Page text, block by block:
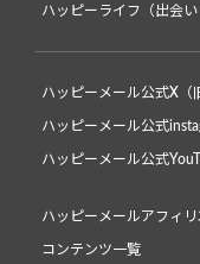
ハッピーライフ（出会い
ハッピーメール公式X（
ハッピーメール公式
ハッピーメール公式
ハッピーメールアフィリ
コンテンツ一覧